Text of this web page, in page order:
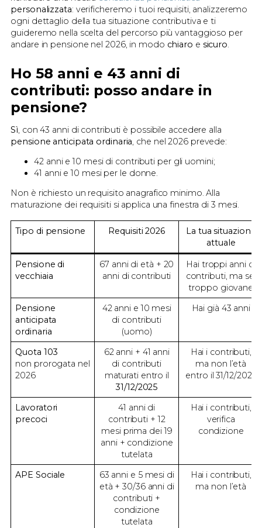
personalizzata: verificheremo i tuoi requisiti, analizzeremo
ogni dettaglio della tua situazione contributiva e ti
guideremo nella scelta del percorso più vantaggioso per
andare in pensione nel 2026, in modo chiaro e sicuro.
Ho 58 anni e 43 anni di
contributi: posso andare in
pensione?
Sì, con 43 anni di contributi è possibile accedere alla
pensione anticipata ordinaria, che nel 2026 prevede:
42 anni e 10 mesi di contributi per gli uomini;
41 anni e 10 mesi per le donne.
Non è richiesto un requisito anagrafico minimo. Alla
maturazione dei requisiti si applica una finestra di 3 mesi.
Tipo di pensione Requisiti 2026
La tua situazione
attuale
Pensione di
vecchiaia
67 anni di età + 20
anni di contributi
Hai troppi anni di
contributi, ma sei
troppo giovane
Pensione
anticipata
ordinaria
42 anni e 10 mesi
di contributi
(uomo)
Hai già 43 anni
Quota 103
non prorogata nel
2026
62 anni + 41 anni
di contributi
maturati entro il
31/12/2025
Hai i contributi,
ma non l’età
entro il 31/12/2025
Lavoratori
precoci
41 anni di
contributi + 12
mesi prima dei 19
anni + condizione
tutelata
Hai i contributi,
verifica
condizione
APE Sociale
63 anni e 5 mesi di
età + 30/36 anni di
contributi +
condizione
tutelata
Hai i contributi,
ma non l’età